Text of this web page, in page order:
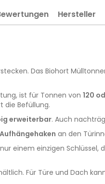
Das Biohort
ist für Tonnen von 120
die Befüllung.
erweiterbar. Auch
an den
einem einzigen Schlüssel,
Für Türe und Dach
Hersteller